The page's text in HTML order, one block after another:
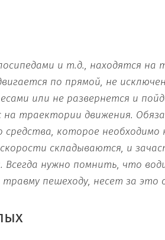
и т.д., находятся на
по прямой, не
или не развернется и
на траектории движения.
которое необходимо
складываются, и
нужно помнить, что
пешеходу, несет за это